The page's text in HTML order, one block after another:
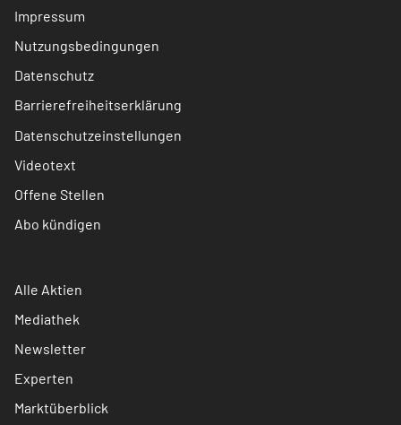
Impressum
Nutzungsbedingungen
Datenschutz
Barrierefreiheitserklärung
Datenschutzeinstellungen
Videotext
Offene Stellen
Abo kündigen
Alle Aktien
Mediathek
Newsletter
Experten
Marktüberblick